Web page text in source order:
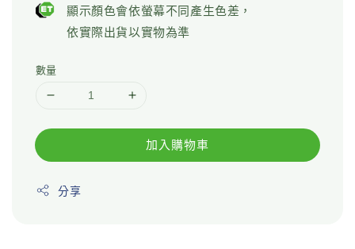
顯示顏色會依螢幕不同產生色差，
依實際出貨以實物為準
數量
加入購物車
分享